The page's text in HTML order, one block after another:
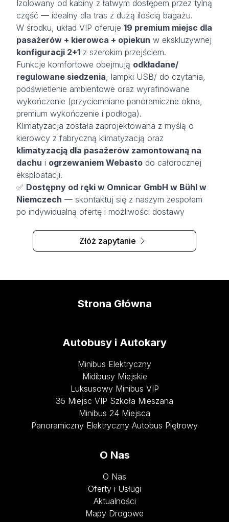
Izolowany od kabiny z łatwym dostępem przez tylną
część — idealny dla tras z dużą ilością bagażu.
W środku, układ VIP oferuje 19 premium miejsc dla
pasażerów + kierowca + opiekun w ekskluzywnej
konfiguracji 2+1 z szerokim przejściem.
Funkcje komfortowe obejmują odkładane/
regulowane siedzenia, lampki USB/ do czytania,
podświetlenie ambientowe oraz wyrafinowane
wykończenie (przyciemniane panoramiczne okna,
premium wykończenie i podłoga).
Klimatyzacja została zaprojektowana z myślą o
kierowcy z fabryczną klimatyzacją oraz
klimatyzacją dla pasażerów zamontowaną na
dachu i ogrzewaniem Webasto do całorocznej
eksploatacji.
✅ Dostępny od ręki w Omnicar GmbH w Bühl w
Niemczech — skontaktuj się z naszym zespołem
po indywidualną ofertę i możliwości dostawy
Złóż zapytanie
Strona Główna
Autobusy i Autokary
Minibus Elektryczny
Midibusy Miejskie
Luksusowy Minibus VIP
35 Miejsc VIP Szkoła Mieszana
Minibus 24 Miejsca
Panoramiczny Elektryczny Autobus Piętrowy
O Nas
O Nas
Oferty i Usługi
Aktualności
Mapy Drogowe